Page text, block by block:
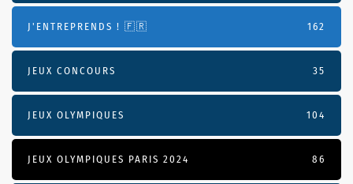
J'ENTREPRENDS ! 🇫🇷 162
JEUX CONCOURS 35
JEUX OLYMPIQUES 104
JEUX OLYMPIQUES PARIS 2024 86